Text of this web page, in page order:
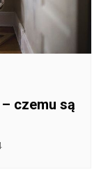
czemu są